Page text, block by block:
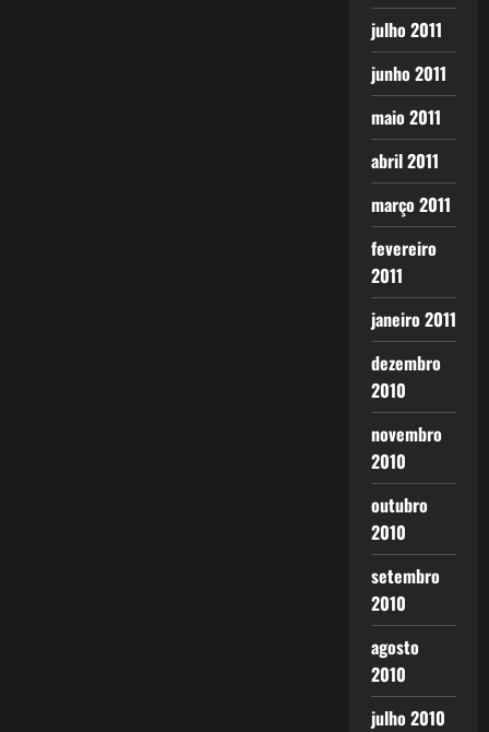
julho 2011
junho 2011
maio 2011
abril 2011
março 2011
fevereiro
2011
janeiro 2011
dezembro
2010
novembro
2010
outubro
2010
setembro
2010
agosto
2010
julho 2010